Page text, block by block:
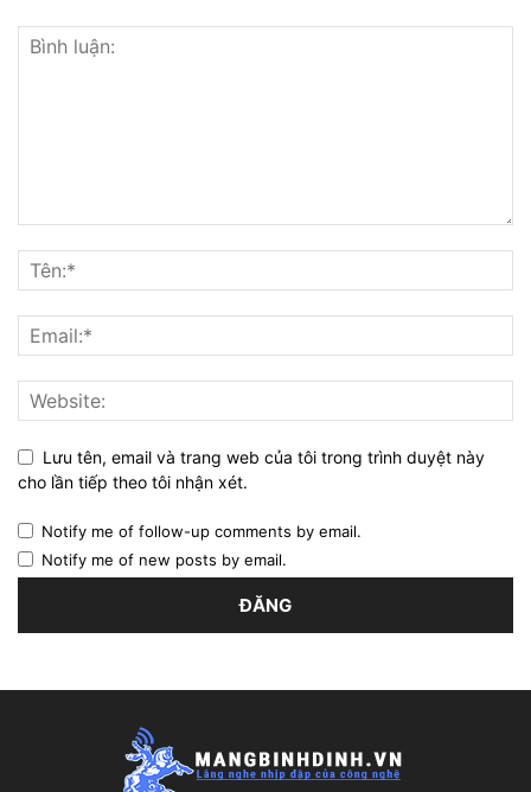
Lưu tên, email và trang web của tôi trong trình duyệt này
cho lần tiếp theo tôi nhận xét.
Notify me of follow-up comments by email.
Notify me of new posts by email.